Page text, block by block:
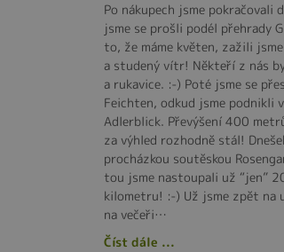
Po nákupech jsme pokračovali
jsme se prošli podél přehrady
to, že máme květen, zažili
a studený vítr! Někteří z nás
a rukavice. :-) Poté jsme se
Feichten, odkud jsme podnikli
Adlerblick. Převýšení 400
za výhled rozhodně stál!
procházkou soutěskou
tou jsme nastoupali už “jen”
kilometru! :-) Už jsme zpět na
na večeři…
Číst dále ...